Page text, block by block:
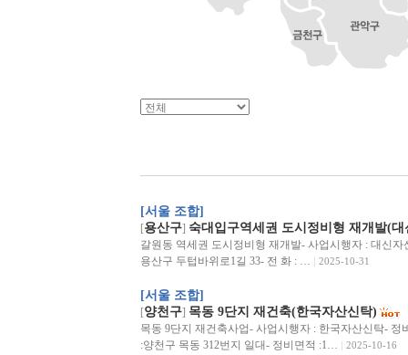
[서울 조합]
[용산구] 숙대입구역세권 도시정비형 재개발(대
갈원동 역세권 도시정비형 재개발- 사업시행자 : 대신
용산구 두텁바위로1길 33- 전 화 : …
2025-10-31
[서울 조합]
[양천구] 목동 9단지 재건축(한국자산신탁)
목동 9단지 재건축사업- 사업시행자 : 한국자산신탁-
:양천구 목동 312번지 일대- 정비면적 :1…
2025-10-16